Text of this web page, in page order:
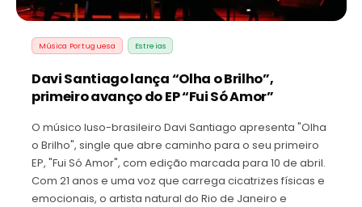
Música Portuguesa Estreias
Davi Santiago lança “Olha o Brilho”,
primeiro avanço do EP “Fui Só Amor”
O músico luso-brasileiro Davi Santiago apresenta "Olha
o Brilho", single que abre caminho para o seu primeiro
EP, "Fui Só Amor", com edição marcada para 10 de abril.
Com 21 anos e uma voz que carrega cicatrizes físicas e
emocionais, o artista natural do Rio de Janeiro e